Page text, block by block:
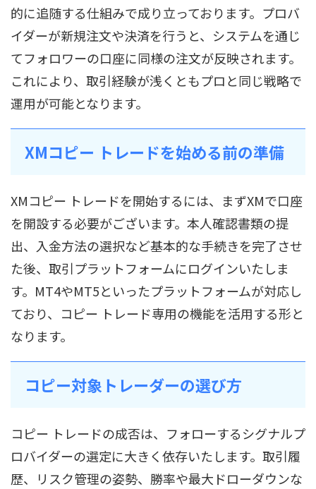
的に追随する仕組みで成り立っております。プロバ
イダーが新規注文や決済を行うと、システムを通じ
てフォロワーの口座に同様の注文が反映されます。
これにより、取引経験が浅くともプロと同じ戦略で
運用が可能となります。
XMコピー トレードを始める前の準備
XMコピー トレードを開始するには、まずXMで口座
を開設する必要がございます。本人確認書類の提
出、入金方法の選択など基本的な手続きを完了させ
た後、取引プラットフォームにログインいたしま
す。MT4やMT5といったプラットフォームが対応し
ており、コピー トレード専用の機能を活用する形と
なります。
コピー対象トレーダーの選び方
コピー トレードの成否は、フォローするシグナルプ
ロバイダーの選定に大きく依存いたします。取引履
歴、リスク管理の姿勢、勝率や最大ドローダウンな